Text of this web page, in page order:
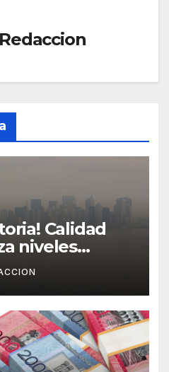
Redaccion
Calidad
niveles